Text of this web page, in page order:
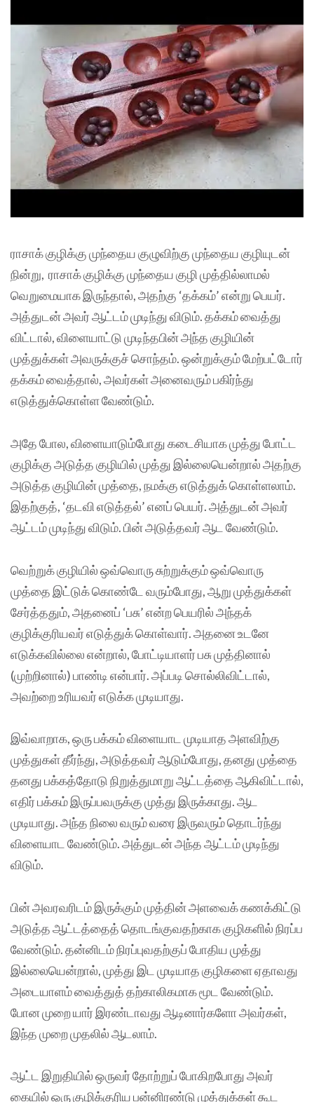
ராசாக் குழிக்கு முந்தைய குழுவிற்கு முந்தைய குழியுடன்
நின்று, ராசாக் குழிக்கு முந்தைய குழி முத்தில்லாமல்
வெறுமையாக இருந்தால், அதற்கு ‘தக்கம்’ என்று பெயர்.
அத்துடன் அவர் ஆட்டம் முடிந்து விடும். தக்கம் வைத்து
விட்டால், விளையாட்டு முடிந்தபின் அந்த குழியின்
முத்துக்கள் அவருக்குச் சொந்தம். ஒன்றுக்கும் மேற்பட்டோர்
தக்கம் வைத்தால், அவர்கள் அனைவரும் பகிர்ந்து
எடுத்துக்கொள்ள வேண்டும்.
அதே போல, விளையாடும்போது கடைசியாக முத்து போட்ட
குழிக்கு அடுத்த குழியில் முத்து இல்லையென்றால் அதற்கு
அடுத்த குழியின் முத்தை, நமக்கு எடுத்துக் கொள்ளலாம்.
இதற்குத், ‘தடவி எடுத்தல்’ எனப் பெயர். அத்துடன் அவர்
ஆட்டம் முடிந்து விடும். பின் அடுத்தவர் ஆட வேண்டும்.
வெற்றுக் குழியில் ஒவ்வொரு சுற்றுக்கும் ஒவ்வொரு
முத்தை இட்டுக் கொண்டே வரும்போது, ஆறு முத்துக்கள்
சேர்த்ததும், அதனைப் ‘பசு’ என்ற பெயரில் அந்தக்
குழிக்குரியவர் எடுத்துக் கொள்வார். அதனை உடனே
எடுக்கவில்லை என்றால், போட்டியாளர் பசு முத்தினால்
(முற்றினால்) பாண்டி என்பார். அப்படி சொல்லிவிட்டால்,
அவற்றை உரியவர் எடுக்க முடியாது.
இவ்வாறாக, ஒரு பக்கம் விளையாட முடியாத அளவிற்கு
முத்துகள் தீர்ந்து, அடுத்தவர் ஆடும்போது, தனது முத்தை
தனது பக்கத்தோடு நிறுத்துமாறு ஆட்டத்தை ஆகிவிட்டால்,
எதிர் பக்கம் இருப்பவருக்கு முத்து இருக்காது. ஆட
முடியாது. அந்த நிலை வரும் வரை இருவரும் தொடர்ந்து
விளையாட வேண்டும். அத்துடன் அந்த ஆட்டம் முடிந்து
விடும்.
பின் அவரவரிடம் இருக்கும் முத்தின் அளவைக் கணக்கிட்டு
அடுத்த ஆட்டத்தைத் தொடங்குவதற்காக குழிகளில் நிரப்ப
வேண்டும். தன்னிடம் நிரப்புவதற்குப் போதிய முத்து
இல்லையென்றால், முத்து இட முடியாத குழிகளை ஏதாவது
அடையாளம் வைத்துத் தற்காலிகமாக மூட வேண்டும்.
போன முறை யார் இரண்டாவது ஆடினார்களோ அவர்கள்,
இந்த முறை முதலில் ஆடலாம்.
ஆட்ட இறுதியில் ஒருவர் தோற்றுப் போகிறபோது அவர்
கையில் ஒரு குழிக்குரிய பன்னிரண்டு முத்துக்கள் கூட